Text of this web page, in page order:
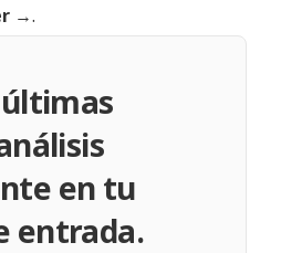
→.
últimas
en tu
entrada.